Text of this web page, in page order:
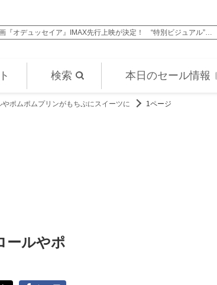
『オデュッセイア』IMAX先行上映が決定！ “特別ビジュアル”…
検索 本日のセール情報
ポムポムプリンがもちぷにスイーツに 1ページ
ールやポ